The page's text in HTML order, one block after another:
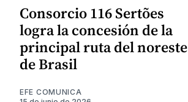
Consorcio 116 Sertões
logra la concesión de la
principal ruta del noreste
de Brasil
EFE COMUNICA